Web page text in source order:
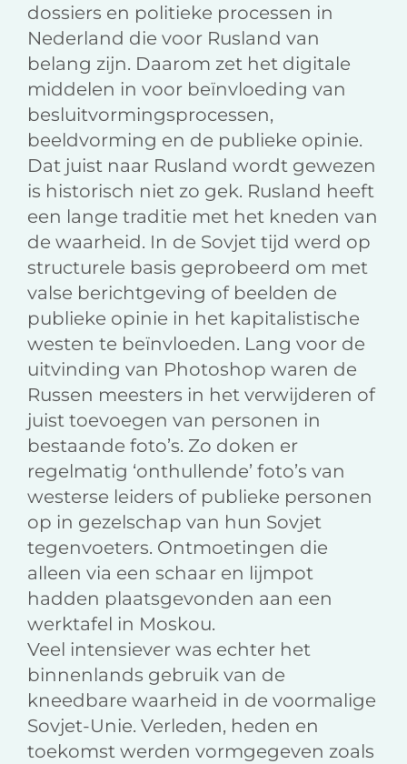
dossiers en politieke processen in
Nederland die voor Rusland van
belang zijn. Daarom zet het digitale
middelen in voor beïnvloeding van
besluitvormingsprocessen,
beeldvorming en de publieke opinie.
Dat juist naar Rusland wordt gewezen
is historisch niet zo gek. Rusland heeft
een lange traditie met het kneden van
de waarheid. In de Sovjet tijd werd op
structurele basis geprobeerd om met
valse berichtgeving of beelden de
publieke opinie in het kapitalistische
westen te beïnvloeden. Lang voor de
uitvinding van Photoshop waren de
Russen meesters in het verwijderen of
juist toevoegen van personen in
bestaande foto’s. Zo doken er
regelmatig ‘onthullende’ foto’s van
westerse leiders of publieke personen
op in gezelschap van hun Sovjet
tegenvoeters. Ontmoetingen die
alleen via een schaar en lijmpot
hadden plaatsgevonden aan een
werktafel in Moskou.
Veel intensiever was echter het
binnenlands gebruik van de
kneedbare waarheid in de voormalige
Sovjet-Unie. Verleden, heden en
toekomst werden vormgegeven zoals